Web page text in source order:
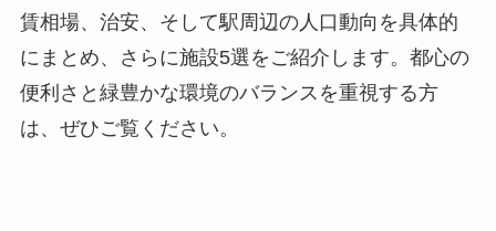
賃相場、治安、そして駅周辺の人口動向を具体的
にまとめ、さらに施設5選をご紹介します。都心の
便利さと緑豊かな環境のバランスを重視する方
は、ぜひご覧ください。